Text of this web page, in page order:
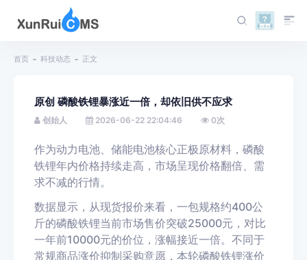
首页 科技动态 正文
原创 磷酸铁锂暴涨近一倍，却依旧供不应求
创始人 2026-06-22 22:04:46 0次
作为动力电池、储能电池核心正极原材料，磷酸
铁锂年内价格持续走高，市场呈现价格翻倍、需
求不减的行情。
数据显示，从现货报价来看，一包规格约400公
斤的磷酸铁锂当前市场售价突破25000元，对比
一年前10000元的价位，涨幅接近一倍。不同于
常规商品涨价抑制采购意愿，本轮磷酸铁锂涨价